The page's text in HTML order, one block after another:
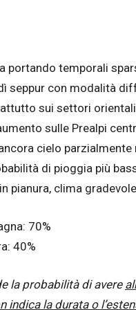
portando temporali
seppur con modalità
sui settori
sulle Prealpi
cielo
di pioggia più
pianura, clima
70%
40%
la probabilità di avere
indica la durata o